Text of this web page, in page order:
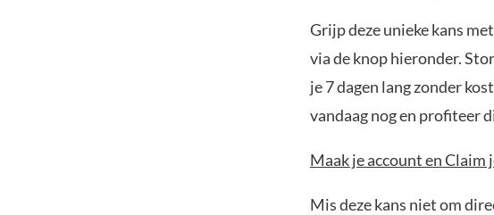
Grijp deze unieke kans
via de knop hieronder.
je 7 dagen lang zonder
vandaag nog en profiteer
Maak je account en Claim
Mis deze kans niet om